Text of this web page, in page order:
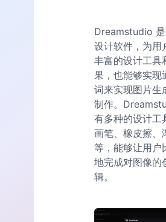
Dreamstudio
设计软件，为用
丰富的设计工具
果，也能够实现
词来实现图片生
制作。
有多种的设计工
画笔、橡皮擦、
等，能够让用户
地完成对图像的
辑。